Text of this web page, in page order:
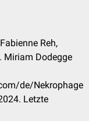
Reh,
Miriam Dodegge
de/Nekrophage
Letzte